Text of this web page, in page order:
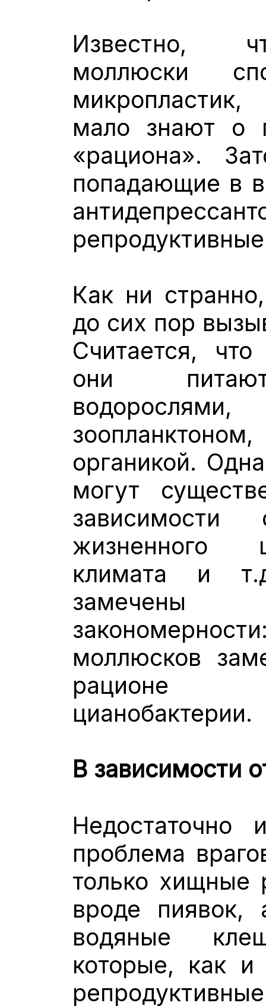
Известно,
моллюски
мало знают о
«рациона».
попадающие в
Как ни
до сих пор
Считается,
они
органикой.
могут
жизненного
климата и
моллюсков
рационе
цианобактерии.
В зависимости
Недостаточно
проблема
только хищные
вроде пиявок,
водяные
которые, как и